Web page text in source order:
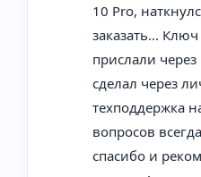
10 Pro,
заказать...
прислали через
сделал через
техподдержка
вопросов
спасибо и